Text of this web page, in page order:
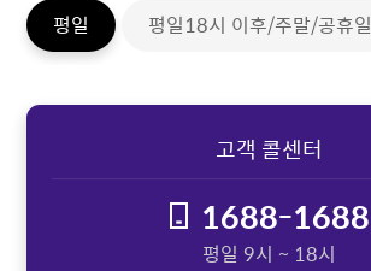
평일 평일18시 이후/주말/공휴일
고객 콜센터
1688-1688
평일 9시 ~ 18시